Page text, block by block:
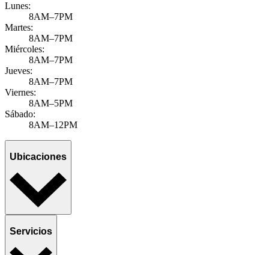
Lunes:
8AM–7PM
Martes:
8AM–7PM
Miércoles:
8AM–7PM
Jueves:
8AM–7PM
Viernes:
8AM–5PM
Sábado:
8AM–12PM
Ubicaciones
Servicios